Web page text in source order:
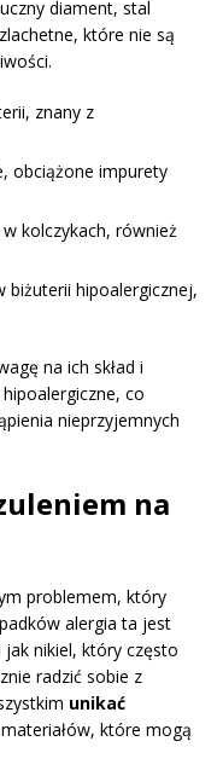
diament, stal
które nie są
znany z
obciążone impurety
kolczykach, również
biżuterii hipoalergicznej,
na ich skład i
co
nieprzyjemnych
na
problemem, który
alergia ta jest
nikiel, który często
radzić sobie z
unikać
które mogą